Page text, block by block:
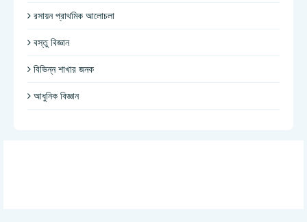
রসায়ন প্রাথমিক আলোচলা
বস্তু বিজ্ঞান
বিভিন্ন শাখার জনক
আধুনিক বিজ্ঞান